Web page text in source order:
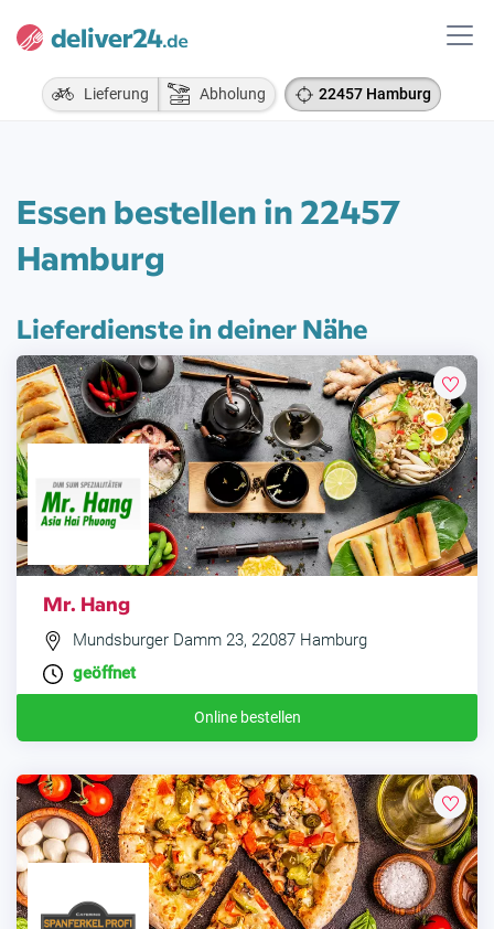
Lieferung Abholung 22457 Hamburg
Essen bestellen in 22457
Hamburg
Lieferdienste in deiner Nähe
Mr. Hang
Mundsburger Damm 23, 22087 Hamburg
geöffnet
Online bestellen